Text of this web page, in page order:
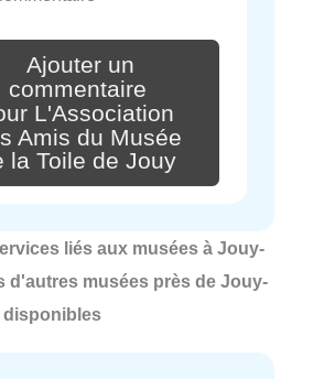
Ajouter un
commentaire
L'Association
Amis du Musée
la Toile de Jouy
liés aux musées à Jouy-
d'autres musées près de Jouy-